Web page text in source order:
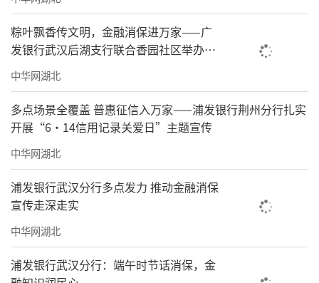
粽叶飘香传文明，金融消保进万家——广
发银行武汉后湖支行联合香园社区举办端
午文艺汇演
中华网湖北
多点场景全覆盖 普惠征信入万家——浦发银行荆州分行扎实
开展“6·14信用记录关爱日”主题宣传
中华网湖北
浦发银行武汉分行多点发力 推动金融消保
宣传走深走实
中华网湖北
浦发银行武汉分行：端午时节话消保，金